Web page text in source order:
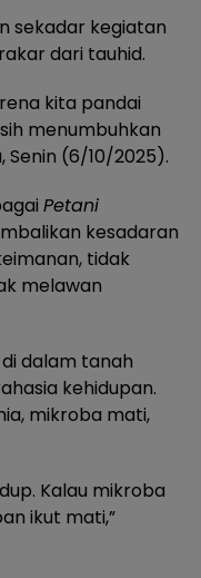
sekadar kegiatan
dari tauhid.
kita pandai
menumbuhkan
Senin (6/10/2025).
Petani
kesadaran
tidak
melawan
dalam tanah
kehidupan.
mikroba mati,
Kalau mikroba
ikut mati,”